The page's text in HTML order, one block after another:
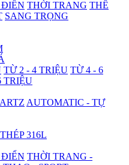
ĐIỂN THỜI TRANG THỂ
SANG TRỌNG
TỪ 2 - 4 TRIỆU TỪ 4 - 6
TRIỆU
AUTOMATIC - TỰ
316L
ĐIỂN THỜI TRANG -